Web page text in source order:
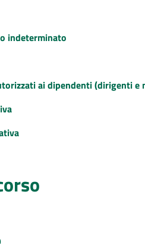
indeterminato
ai dipendenti (dirigenti e